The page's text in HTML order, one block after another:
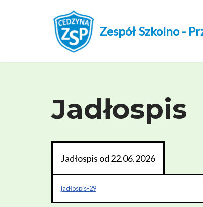
Zespół Szkolno -
Jadłospis
Jadłospis od 22.06.2026
jadłospis-29